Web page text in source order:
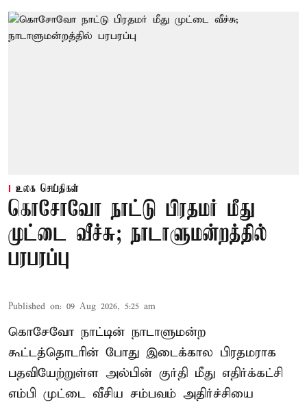
உலக செய்திகள்
கொசோவோ நாட்டு பிரதமர் மீது
முட்டை வீச்சு; நாடாளுமன்றத்தில்
பரபரப்பு
Published on: 09 Aug 2026, 5:25 am
கொசேவோ நாட்டின் நாடாளுமன்ற
கூட்டத்தொடரின் போது இடைக்கால பிரதமராக
பதவியேற்றுள்ள அல்பின் குர்தி மீது எதிர்க்கட்சி
எம்பி முட்டை வீசிய சம்பவம் அதிர்ச்சியை